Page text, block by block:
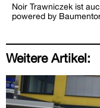
Noir Trawniczek ist
powered by
Weitere Artikel: